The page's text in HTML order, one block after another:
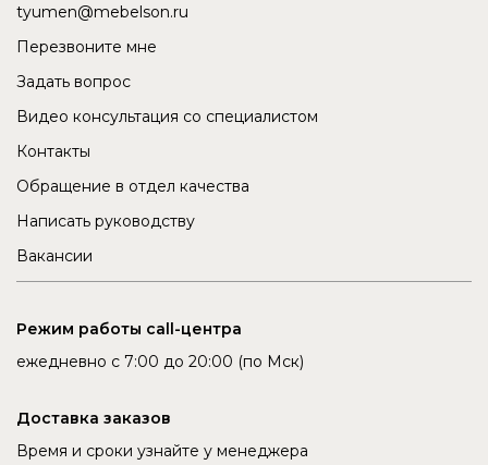
tyumen@mebelson.ru
Перезвоните мне
Задать вопрос
Видео консультация со специалистом
Контакты
Обращение в отдел качества
Написать руководству
Вакансии
Режим работы call-центра
ежедневно с 7:00 до 20:00 (по Мск)
Доставка заказов
Время и сроки узнайте у менеджера